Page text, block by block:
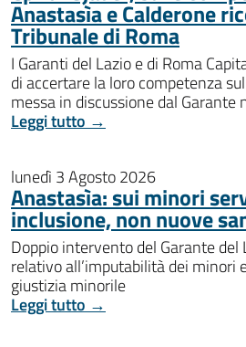
Anastasìa e Calderone
Tribunale di Roma
I Garanti del Lazio e di Roma
di accertare la loro competenza
messa in discussione dal Garante
Leggi tutto →
lunedì 3 Agosto 2026
Anastasìa: sui minori
inclusione, non nuove
Doppio intervento del Garante
relativo all’imputabilità dei minori
giustizia minorile
Leggi tutto →